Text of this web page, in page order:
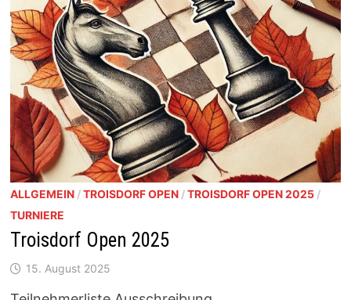
ALLGEMEIN/TROISDORF OPEN/TROISDORF OPEN 2025/
TURNIERE
Troisdorf Open 2025
15. August 2025